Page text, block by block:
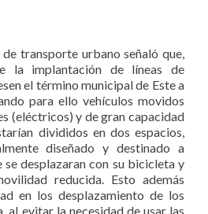
transporte urbano señaló que,
la implantación de líneas de
el término municipal de Este a
para ello vehículos movidos
(eléctricos) y de gran capacidad
divididos en dos espacios,
diseñado y destinado a
se desplazaran con su bicicleta y
reducida. Esto además
en los desplazamiento de los
al evitar la necesidad de usar las